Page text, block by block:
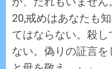
20,戒めはあなたも
てはならない。殺
ない。偽りの証言